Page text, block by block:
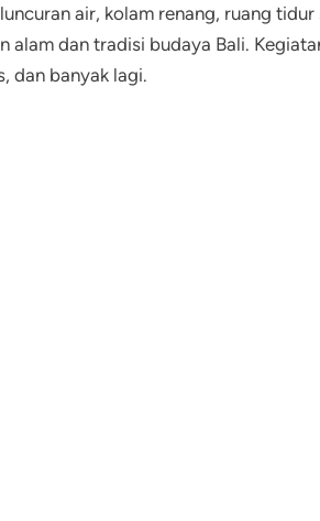
air, kolam renang, ruang tidur
dan tradisi budaya Bali.
dan banyak lagi.